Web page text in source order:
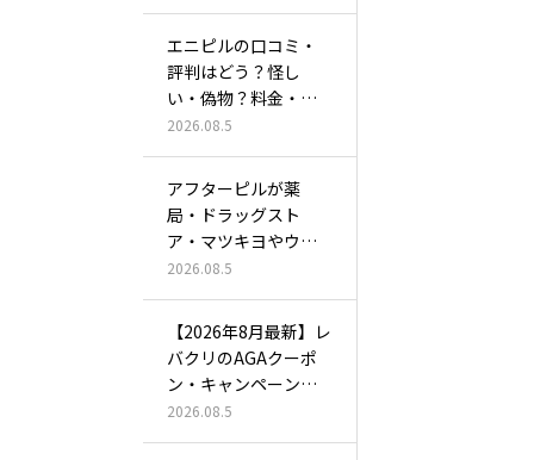
エニピルの口コミ・
評判はどう？怪し
い・偽物？料金・ア
フターピル配送…
2026.08.5
アフターピルが薬
局・ドラッグスト
ア・マツキヨやウエ
ルシア・スギ薬局…
2026.08.5
【2026年8月最新】レ
バクリのAGAクーポ
ン・キャンペーン
は？初…
2026.08.5